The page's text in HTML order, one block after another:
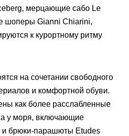
мерцающие сабо Le
шоперы Gianni Chiarini,
к курортному ритму
на сочетании свободного
и комфортной обуви.
как более расслабленные
у моря, включающие
и брюки-парашюты Etudes